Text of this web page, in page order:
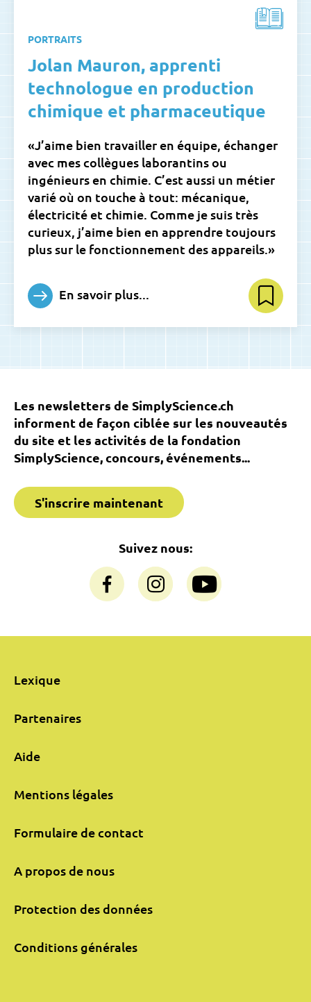
PORTRAITS
Jolan Mauron, apprenti
technologue en production
chimique et pharmaceutique
«J’aime bien travailler en équipe, échanger
avec mes collègues laborantins ou
ingénieurs en chimie. C’est aussi un métier
varié où on touche à tout: mécanique,
électricité et chimie. Comme je suis très
curieux, j’aime bien en apprendre toujours
plus sur le fonctionnement des appareils.»
En savoir plus...
Les newsletters de SimplyScience.ch
informent de façon ciblée sur les nouveautés
du site et les activités de la fondation
SimplyScience, concours, événements...
S'inscrire maintenant
Suivez nous:
Lexique
Partenaires
Aide
Mentions légales
Formulaire de contact
A propos de nous
Protection des données
Conditions générales